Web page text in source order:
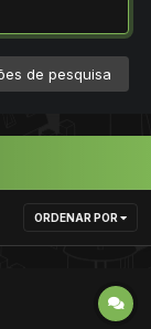
de pesquisa
ORDENAR POR